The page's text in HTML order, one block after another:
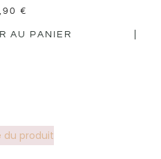
€
AU PANIER